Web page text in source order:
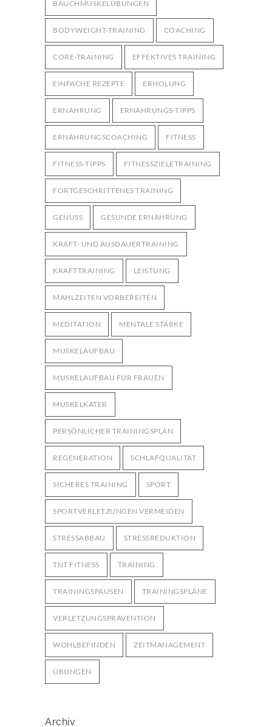
BAUCHMUSKELÜBUNGEN
BODYWEIGHT-TRAINING COACHING
CORE-TRAINING EFFEKTIVES TRAINING
EINFACHE REZEPTE ERHOLUNG
ERNÄHRUNG ERNÄHRUNGS-TIPPS
ERNÄHRUNGSCOACHING FITNESS
FITNESS-TIPPS FITNESSZIELETRAINING
FORTGESCHRITTENES TRAINING
GENUSS GESUNDE ERNÄHRUNG
KRAFT- UND AUSDAUERTRAINING
KRAFTTRAINING LEISTUNG
MAHLZEITEN VORBEREITEN
MEDITATION MENTALE STÄRKE
MUSKELAUFBAU
MUSKELAUFBAU FÜR FRAUEN
MUSKELKATER
PERSÖNLICHER TRAININGSPLAN
REGENERATION SCHLAFQUALITÄT
SICHERES TRAINING SPORT
SPORTVERLETZUNGEN VERMEIDEN
STRESSABBAU STRESSREDUKTION
TNT FITNESS TRAINING
TRAININGSPAUSEN TRAININGSPLÄNE
VERLETZUNGSPRÄVENTION
WOHLBEFINDEN ZEITMANAGEMENT
ÜBUNGEN
Archiv